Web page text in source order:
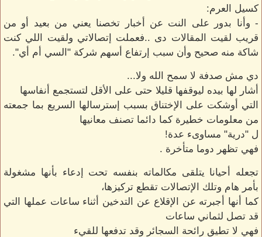
كسيل العرم:
- وأنا بدور على النت عن أخبار تخصنا يعني من بعيد أو من
قريب لقيت المقالات دى ..فعملت إتصالاتي ولقيت اللي كنت
شاكة منه صحيح وأن سبب إرتفاع أسهم شركة "السي أم أي".
دي مش صدفة لا سمح الله ولا...
أشار لها بيده ليوقفها قليلا حتى على الأقل لتستجمع أنفاسها
التي أوشكت على الإختناق بسبب إسترسالها السريع بما جمعته
من معلومات خطيرة كما دائما تصنف معانيها
ل "درية" مساوىء عدة!
فهي تظهر دوما متأخرة .
تجعله أحيانا يتلقى مكالماته بنفسه تحت إدعاء بأنها مشغولة
بأمر هام وتلك الإتصالات تقطع تركيزها،
كما أنها أجبرته عن الإقلاع عن التدخين أثناء ساعات عملها التي
قد تصل لثماني ساعات
فهي لا تطيق رائحة السجائر وقد تدفعها للقيء